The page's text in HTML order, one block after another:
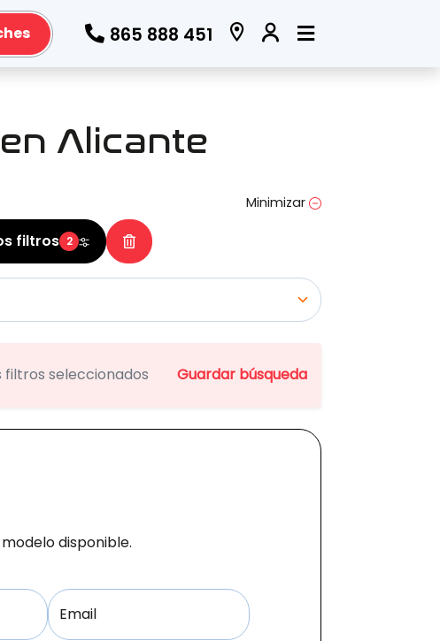
865 888 451
Alicante
Minimizar
filtros 2
Todos los filtros
Modelo
Cuota
seleccionados Guardar búsqueda
disponible.
Email